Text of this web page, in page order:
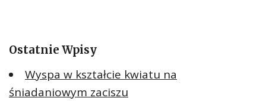
Ostatnie Wpisy
Wyspa w kształcie kwiatu na
śniadaniowym zaciszu